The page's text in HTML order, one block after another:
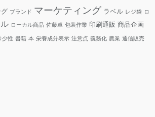
グ ブランド マーケティング ラベル レジ袋 ロ
ローカル商品 佐藤卓 包装作業 印刷通販 商品企画
少性 書籍 本 栄養成分表示 注意点 義務化 農業 通信販売